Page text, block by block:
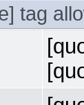
tag